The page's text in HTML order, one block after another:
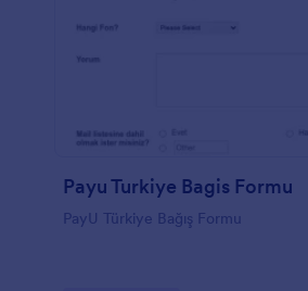
Payu Turkiye Bagis Formu
PayU Türkiye Bağış Formu